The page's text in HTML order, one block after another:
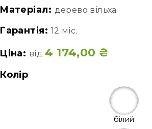
Матеріал: дерево вільха
Гарантія: 12 міс.
Ціна: від4 174,00 ₴
Колір
білий